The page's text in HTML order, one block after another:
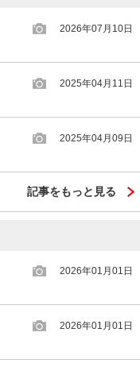
2026年07月10日
2025年04月11日
2025年04月09日
記事をもっと見る
2026年01月01日
2026年01月01日